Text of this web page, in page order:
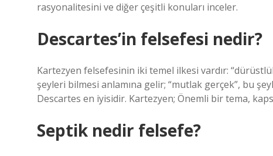
rasyonalitesini ve diğer çeşitli konuları inceler.
Descartes’in felsefesi nedir?
Kartezyen felsefesinin iki temel ilkesi vardır:
şeyleri bilmesi anlamına gelir; “mutlak gerçek”, bu
Descartes en iyisidir. Kartezyen; Önemli bir tema,
Septik nedir felsefe?